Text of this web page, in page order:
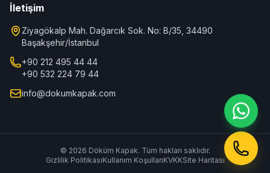
İletişim
Ziyagökalp Mah. Dağarcık Sok. No: B/35, 34490
Başakşehir/İstanbul
+90 212 495 44 44
+90 532 224 79 44
info@dokumkapak.com
© 2026 Döküm Kapak. Tüm hakları saklıdır.
Gizlilik PolitikasıKullanım KoşullarıKVKKSite Haritası